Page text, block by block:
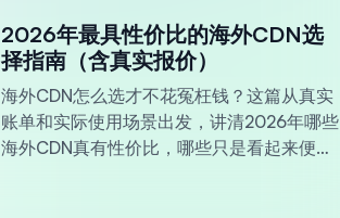
2026年最具性价比的海外CDN选
择指南（含真实报价）
海外CDN怎么选才不花冤枉钱？这篇从真实
账单和实际使用场景出发，讲清2026年哪些
海外CDN真有性价比，哪些只是看起来便